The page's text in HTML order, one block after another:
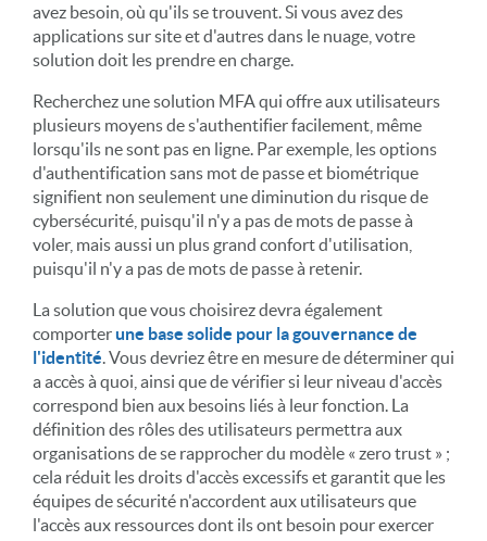
avez besoin, où qu'ils se trouvent. Si vous avez des
applications sur site et d'autres dans le nuage, votre
solution doit les prendre en charge.
Recherchez une solution MFA qui offre aux utilisateurs
plusieurs moyens de s'authentifier facilement, même
lorsqu'ils ne sont pas en ligne. Par exemple, les options
d'authentification sans mot de passe et biométrique
signifient non seulement une diminution du risque de
cybersécurité, puisqu'il n'y a pas de mots de passe à
voler, mais aussi un plus grand confort d'utilisation,
puisqu'il n'y a pas de mots de passe à retenir.
La solution que vous choisirez devra également
comporterune base solide pour la gouvernance de
l'identité . Vous devriez être en mesure de déterminer qui
a accès à quoi, ainsi que de vérifier si leur niveau d'accès
correspond bien aux besoins liés à leur fonction. La
définition des rôles des utilisateurs permettra aux
organisations de se rapprocher du modèle « zero trust » ;
cela réduit les droits d'accès excessifs et garantit que les
équipes de sécurité n'accordent aux utilisateurs que
l'accès aux ressources dont ils ont besoin pour exercer